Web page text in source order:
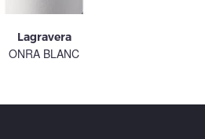
Lagravera
ONRA BLANC